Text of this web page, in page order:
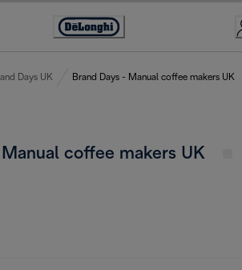
Accessibility
Days UK Brand Days - Manual coffee makers UK
coffee makers UK